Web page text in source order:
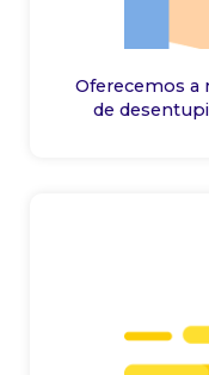
Oferecemos a
de